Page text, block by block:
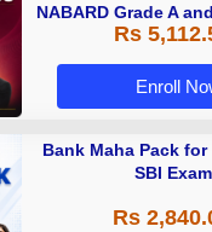
NABARD Grade A
A & Grade B
Rs
Enroll
Bank Maha Pack for
SBI
Rs